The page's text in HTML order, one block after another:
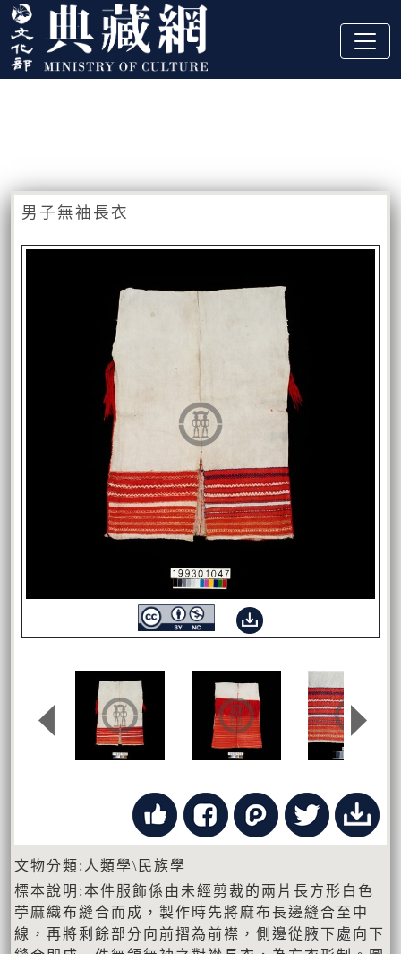
跳到主要內容
:::
男子無袖長衣
文物分類:人類學\民族學
標本說明:本件服飾係由未經剪裁的兩片長方形白色
苧麻織布縫合而成，製作時先將麻布長邊縫合至中
線，再將剩餘部分向前摺為前襟，側邊從腋下處向下